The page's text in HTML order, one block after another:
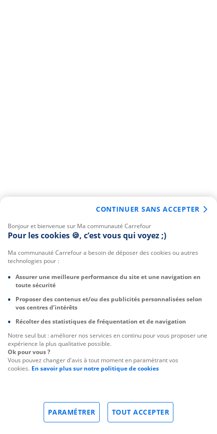
Bonjour et bienvenue sur Ma communauté Carrefour
Pour les cookies 🍪, c’est vous qui voyez ;)
Ma communauté Carrefour a besoin de déposer des cookies ou autres
technologies pour :
Assurer une meilleure performance du site et une navigation en
toute sécurité
Proposer des contenus et/ou des publicités personnalisées selon
vos centres d’intérêts
Récolter des statistiques de fréquentation et de navigation
Notre seul but : améliorer nos services en continu pour vous proposer une
expérience la plus qualitative possible.
Ok pour vous ?
Vous pouvez changer d'avis à tout moment en paramétrant vos
cookies. En savoir plus sur notre politique de cookies
TOUT ACCEPTER
PARAMÉTRER
CONTINUER SANS ACCEPTER